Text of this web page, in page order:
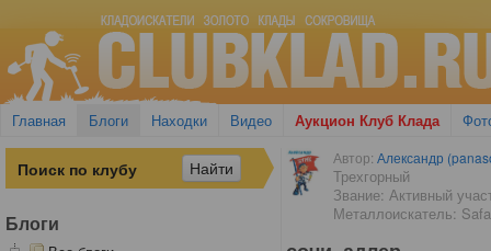
Главная Блоги Находки Видео Аукцион Клуб Клада
Автор: Александр
Трехгорный
Звание: Активный
Металлоискатель:
Блоги